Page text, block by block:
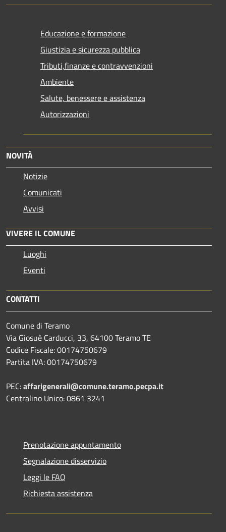
Educazione e formazione
Giustizia e sicurezza pubblica
Tributi,finanze e contravvenzioni
Ambiente
Salute, benessere e assistenza
Autorizzazioni
NOVITÀ
Notizie
Comunicati
Avvisi
VIVERE IL COMUNE
Luoghi
Eventi
CONTATTI
Comune di Teramo
Via Giosuè Carducci, 33, 64100 Teramo TE
Codice Fiscale: 00174750679
Partita IVA: 00174750679
PEC:affarigenerali@comune.teramo.pecpa.it
Centralino Unico: 0861 3241
Prenotazione appuntamento
Segnalazione disservizio
Leggi le FAQ
Richiesta assistenza